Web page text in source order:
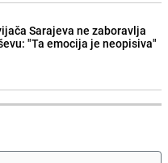
Sarajeva ne zaboravlja
"Ta emocija je neopisiva"